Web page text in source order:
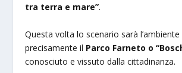
tra terra e mare”.
Questa volta lo scenario sarà
precisamente il Parco Farneto o
conosciuto e vissuto dalla cittadinanza.